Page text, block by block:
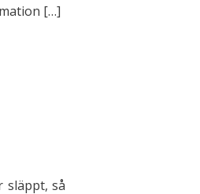
[…]
släppt, så